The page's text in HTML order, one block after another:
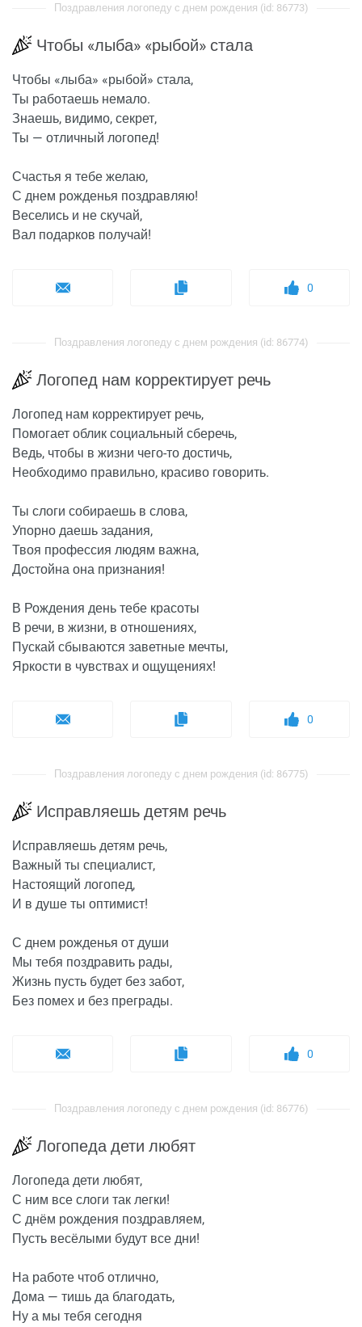
Поздравления логопеду с днем рождения (id: 86773)
Чтобы «лыба» «рыбой» стала
Чтобы «лыба» «рыбой» стала,
Ты работаешь немало.
Знаешь, видимо, секрет,
Ты — отличный логопед!
Счастья я тебе желаю,
С днем рожденья поздравляю!
Веселись и не скучай,
Вал подарков получай!
0
Поздравления логопеду с днем рождения (id: 86774)
Логопед нам корректирует речь
Логопед нам корректирует речь,
Помогает облик социальный сберечь,
Ведь, чтобы в жизни чего-то достичь,
Необходимо правильно, красиво говорить.
Ты слоги собираешь в слова,
Упорно даешь задания,
Твоя профессия людям важна,
Достойна она признания!
В Рождения день тебе красоты
В речи, в жизни, в отношениях,
Пускай сбываются заветные мечты,
Яркости в чувствах и ощущениях!
0
Поздравления логопеду с днем рождения (id: 86775)
Исправляешь детям речь
Исправляешь детям речь,
Важный ты специалист,
Настоящий логопед,
И в душе ты оптимист!
С днем рожденья от души
Мы тебя поздравить рады,
Жизнь пусть будет без забот,
Без помех и без преграды.
0
Поздравления логопеду с днем рождения (id: 86776)
Логопеда дети любят
Логопеда дети любят,
С ним все слоги так легки!
С днём рождения поздравляем,
Пусть весёлыми будут все дни!
На работе чтоб отлично,
Дома — тишь да благодать,
Ну а мы тебя сегодня